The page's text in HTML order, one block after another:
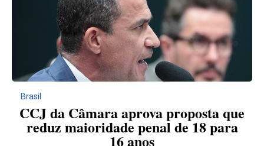
Brasil
CCJ da Câmara aprova proposta que
reduz maioridade penal de 18 para
16 anos